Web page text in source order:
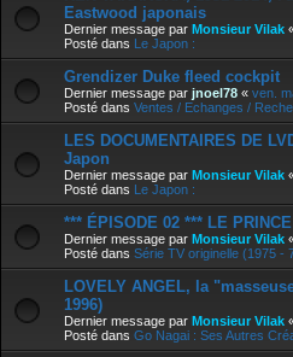
Eastwood japonais
Dernier message par Monsieur Vilak
Posté dans Le Japon :
Grendizer Duke fleed cockpit
Dernier message par jnoel78 « ven.
Posté dans Ventes / Echanges /
LES DOCUMENTAIRES DE
Japon
Dernier message par Monsieur Vilak
Posté dans Le Japon :
*** ÉPISODE 02 *** LE
Dernier message par Monsieur Vilak
Posté dans Série TV originelle (1975 -
LOVELY ANGEL, la
1996)
Dernier message par Monsieur Vilak
Posté dans Go Nagai : Ses Autres